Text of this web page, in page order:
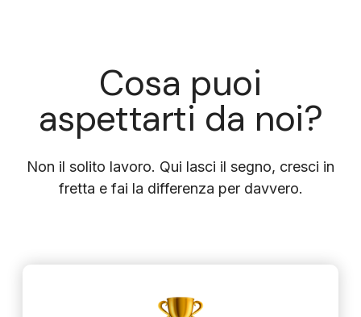
Cosa puoi
aspettarti da noi?
Non il solito lavoro. Qui lasci il segno, cresci in
fretta e fai la differenza per davvero.